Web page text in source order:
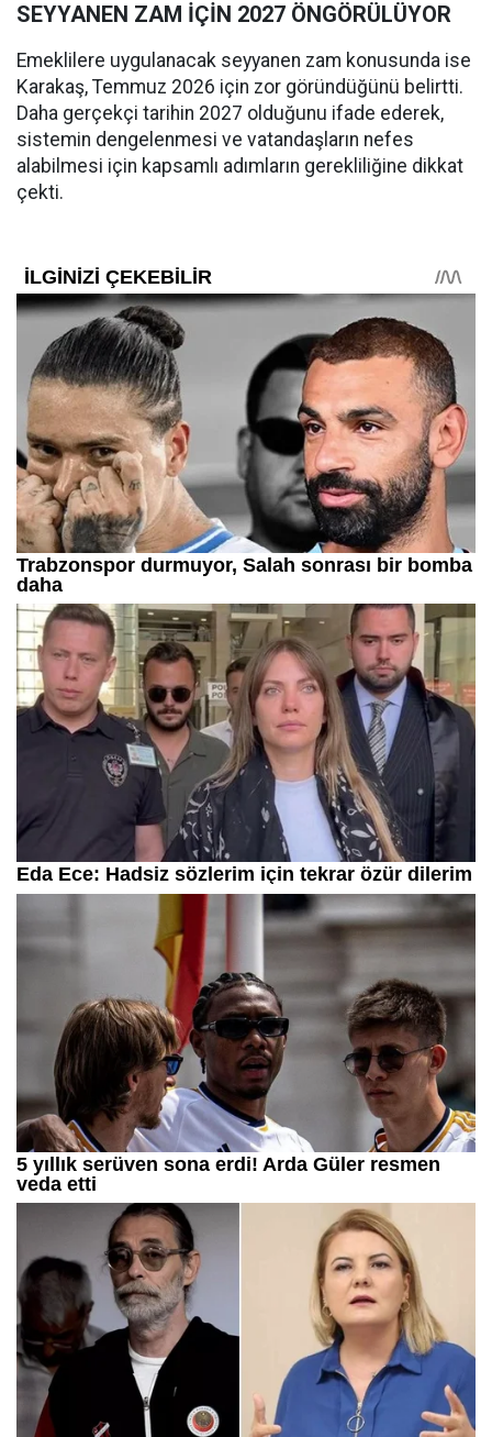
SEYYANEN ZAM İÇİN 2027 ÖNGÖRÜLÜYOR
Emeklilere uygulanacak seyyanen zam konusunda ise
Karakaş, Temmuz 2026 için zor göründüğünü belirtti.
Daha gerçekçi tarihin 2027 olduğunu ifade ederek,
sistemin dengelenmesi ve vatandaşların nefes
alabilmesi için kapsamlı adımların gerekliliğine dikkat
çekti.